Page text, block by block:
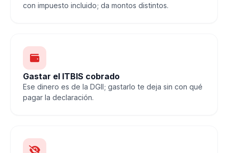
con impuesto incluido; da montos distintos.
Gastar el ITBIS cobrado
Ese dinero es de la DGII; gastarlo te deja sin con qué
pagar la declaración.